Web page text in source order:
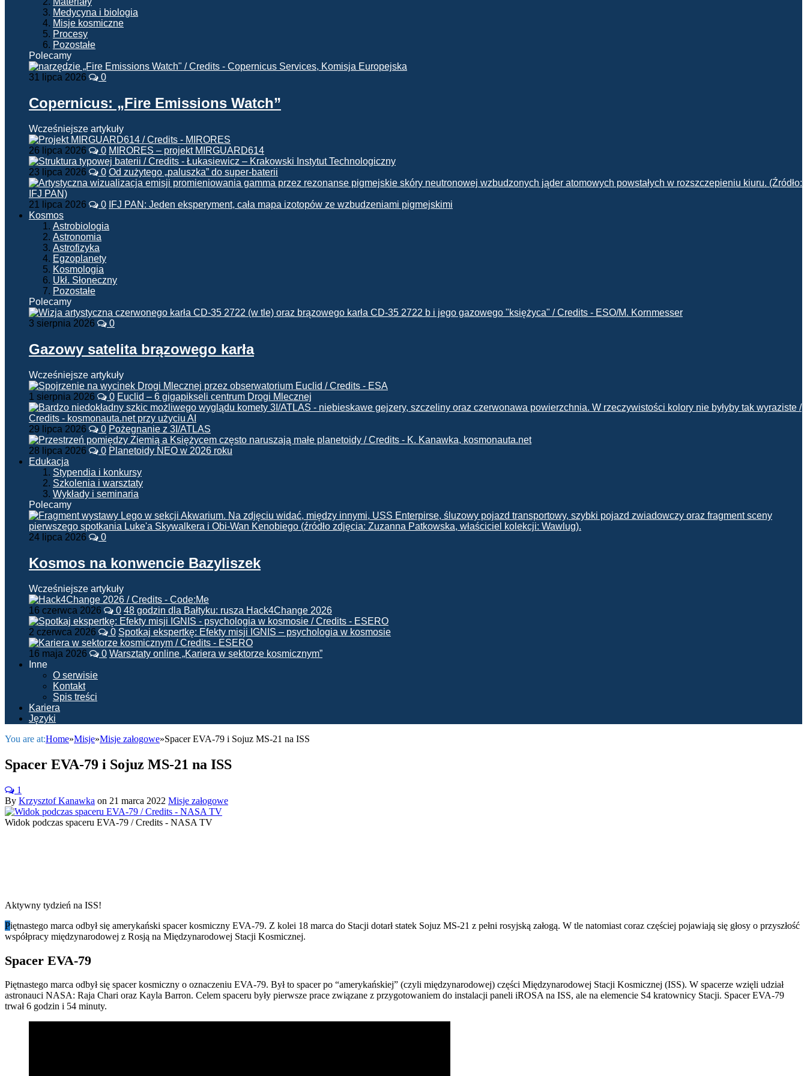
Medycyna i biologia
Misje kosmiczne
Procesy
Pozostałe
Polecamy
31 lipca 2026 0
Copernicus: „Fire Emissions Watch”
Wcześniejsze artykuły
26 lipca 2026 0 MIRORES – projekt MIRGUARD614
23 lipca 2026 0 Od zużytego „paluszka” do super-baterii
21 lipca 2026 0 IFJ PAN: Jeden eksperyment, cała mapa izotopów ze wzbudzeniami pigmejskimi
Kosmos
Astrobiologia
Astronomia
Astrofizyka
Egzoplanety
Kosmologia
Ukł. Słoneczny
Pozostałe
Polecamy
3 sierpnia 2026 0
Gazowy satelita brązowego karła
Wcześniejsze artykuły
1 sierpnia 2026 0 Euclid – 6 gigapikseli centrum Drogi Mlecznej
29 lipca 2026 0 Pożegnanie z 3I/ATLAS
28 lipca 2026 0 Planetoidy NEO w 2026 roku
Edukacja
Stypendia i konkursy
Szkolenia i warsztaty
Wykłady i seminaria
Polecamy
24 lipca 2026 0
Kosmos na konwencie Bazyliszek
Wcześniejsze artykuły
16 czerwca 2026 0 48 godzin dla Bałtyku: rusza Hack4Change 2026
2 czerwca 2026 0 Spotkaj ekspertkę: Efekty misji IGNIS – psychologia w kosmosie
16 maja 2026 0 Warsztaty online „Kariera w sektorze kosmicznym”
Inne
O serwisie
Kontakt
Spis treści
Kariera
Języki
You are at:Home»Misje»Misje załogowe»Spacer EVA-79 i Sojuz MS-21 na ISS
Spacer EVA-79 i Sojuz MS-21 na ISS
1
By Krzysztof Kanawka on 21 marca 2022 Misje załogowe
Widok podczas spaceru EVA-79 / Credits - NASA TV
Aktywny tydzień na ISS!
Piętnastego marca odbył się amerykański spacer kosmiczny EVA-79. Z kolei 18 marca do Stacji dotarł statek Sojuz MS-21 z pełni rosyjską załogą. W tle natomiast coraz częściej pojawiają się głosy o przyszłość
współpracy międzynarodowej z Rosją na Międzynarodowej Stacji Kosmicznej.
Spacer EVA-79
Piętnastego marca odbył się spacer kosmiczny o oznaczeniu EVA-79. Był to spacer po “amerykańskiej” (czyli międzynarodowej) części Międzynarodowej Stacji Kosmicznej (ISS). W spacerze wzięli udział
astronauci NASA: Raja Chari oraz Kayla Barron. Celem spaceru były pierwsze prace związane z przygotowaniem do instalacji paneli iROSA na ISS, ale na elemencie S4 kratownicy Stacji. Spacer EVA-79
trwał 6 godzin i 54 minuty.